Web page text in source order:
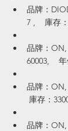
品牌：
7 ,    庫存
品牌：ON,
60003,
品牌：
庫存：
品牌：